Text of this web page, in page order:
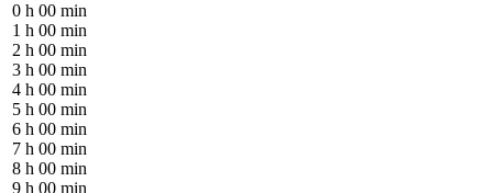
0 h 00 min
1 h 00 min
2 h 00 min
3 h 00 min
4 h 00 min
5 h 00 min
6 h 00 min
7 h 00 min
8 h 00 min
9 h 00 min